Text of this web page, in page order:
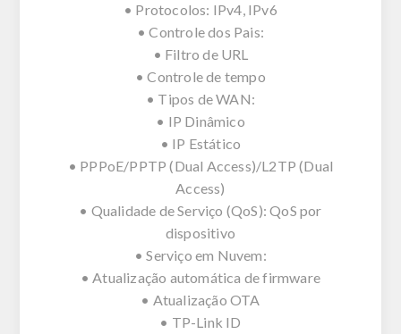
• Protocolos: IPv4, IPv6
• Controle dos Pais:
• Filtro de URL
• Controle de tempo
• Tipos de WAN:
• IP Dinâmico
• IP Estático
• PPPoE/PPTP (Dual Access)/L2TP (Dual
Access)
• Qualidade de Serviço (QoS): QoS por
dispositivo
• Serviço em Nuvem:
• Atualização automática de firmware
• Atualização OTA
• TP-Link ID